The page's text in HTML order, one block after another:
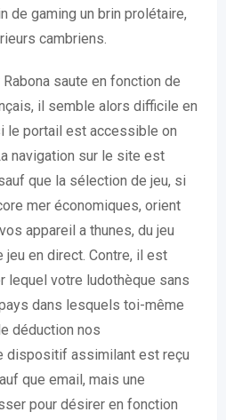
de gaming un brin prolétaire,
cambriens.
saute en fonction de
il semble alors difficile en
le portail est accessible on
navigation sur le site est
que la sélection de jeu, si
mer économiques, orient
appareil a thunes, du jeu
en direct. Contre, il est
lequel votre ludothèque sans
dans lesquels toi-même
déduction nos
dispositif assimilant est reçu
que email, mais une
pour désirer en fonction